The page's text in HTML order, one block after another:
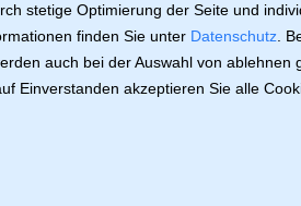
stetige Optimierung der Seite und
finden Sie unter Datenschutz .
auch bei der Auswahl von
Einverstanden akzeptieren Sie alle